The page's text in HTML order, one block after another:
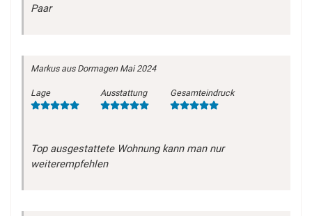
Paar
Markusaus Dormagen Mai 2024
Lage Ausstattung Gesamteindruck
Top ausgestattete Wohnung kann man nur
weiterempfehlen